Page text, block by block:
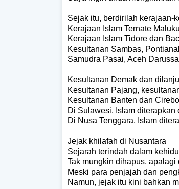
Sejak itu, berdirilah kerajaan-
Kerajaan Islam Ternate
Kerajaan Islam Tidore dan
Kesultanan Sambas,
Samudra Pasai, Aceh
Kesultanan Demak dan
Kesultanan Pajang,
Kesultanan Banten dan
Di Sulawesi, Islam
Di Nusa Tenggara, Islam
Jejak khilafah di Nusantara
Sejarah terindah dalam
Tak mungkin dihapus, apalagi
Meski para penjajah dan
Namun, jejak itu kini bahkan